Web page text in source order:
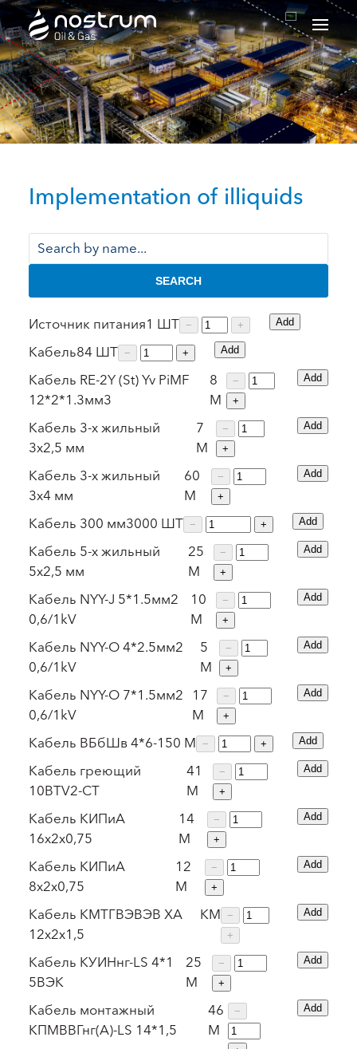
Nostrum Oil & Gas Plc
Implementation of illiquids
SEARCH
Источник питания1 ШТ − + Add
Кабель84 ШТ − + Add
Кабель RE-2Y (St) Yv PiMF
12*2*1.3мм3
8
М
−
+
Add
Кабель 3-х жильный
3х2,5 мм
7
М
−
+
Add
Кабель 3-х жильный
3х4 мм
60
М
−
+
Add
Кабель 300 мм3000 ШТ − + Add
Кабель 5-х жильный
5х2,5 мм
25
М
−
+
Add
Кабель NYY-J 5*1.5мм2
0,6/1kV
10
М
−
+
Add
Кабель NYY-O 4*2.5мм2
0,6/1kV
5
М
−
+
Add
Кабель NYY-O 7*1.5мм2
0,6/1kV
17
М
−
+
Add
Кабель ВБбШв 4*6-1 50 М − + Add
Кабель греющий
10BTV2-CT
41
М
−
+
Add
Кабель КИПиА
16х2х0,75
14
М
−
+
Add
Кабель КИПиА
8х2х0,75
12
М
−
+
Add
Кабель КМТГВЭВЭВ ХА
12х2х1,5
КМ
−
+
Add
Кабель КУИНнг-LS 4*1
5ВЭК
25
М
−
+
Add
Кабель монтажный
КПМВВГнг(А)-LS 14*1,5
46
М
− Add